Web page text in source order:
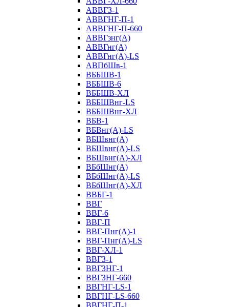
АВВГЗ-1
АВВГНГ-П-1
АВВГНГ-П-660
АВВГзнг(А)
АВВГнг(А)
АВВГнг(А)-LS
АВПбШв-1
ВББШВ-1
ВББШВ-6
ВББШВ-ХЛ
ВББШВнг-LS
ВББШВнг-ХЛ
ВБВ-1
ВБВнг(А)-LS
ВБШвнг(А)
ВБШвнг(А)-LS
ВБШвнг(А)-ХЛ
ВБбШнг(А)
ВБбШнг(А)-LS
ВБбШнг(А)-ХЛ
ВВБГ-1
ВВГ
ВВГ-6
ВВГ-П
ВВГ-Пнг(А)-1
ВВГ-Пнг(А)-LS
ВВГ-ХЛ-1
ВВГЗ-1
ВВГЗНГ-1
ВВГЗНГ-660
ВВГНГ-LS-1
ВВГНГ-LS-660
ВВГНГ-П-1